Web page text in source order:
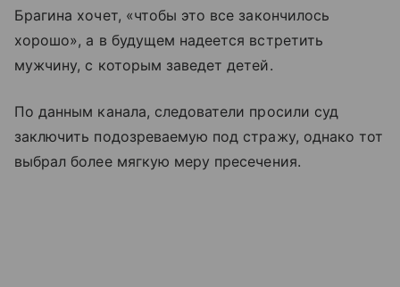
Брагина хочет, «чтобы это все закончилось
хорошо», а в будущем надеется встретить
мужчину, с которым заведет детей.
По данным канала, следователи просили суд
заключить подозреваемую под стражу, однако тот
выбрал более мягкую меру пресечения.